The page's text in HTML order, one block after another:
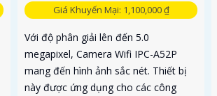
Giá Khuyến Mại: 1,100,000 ₫
Với độ phân giải lên đến 5.0
megapixel, Camera Wifi IPC-A52P
mang đến hình ảnh sắc nét. Thiết bị
này được ứng dụng cho các công